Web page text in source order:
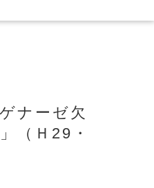
ナーゼ欠
（Ｈ29・